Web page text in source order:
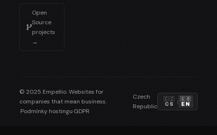
Open
Source
projects
→
© 2025 Empellio. Websites for
companies that mean business.
·Podmínky hostingu·GDPR
Czech
Republic
🇨🇿
CS
| 🇬🇧
EN